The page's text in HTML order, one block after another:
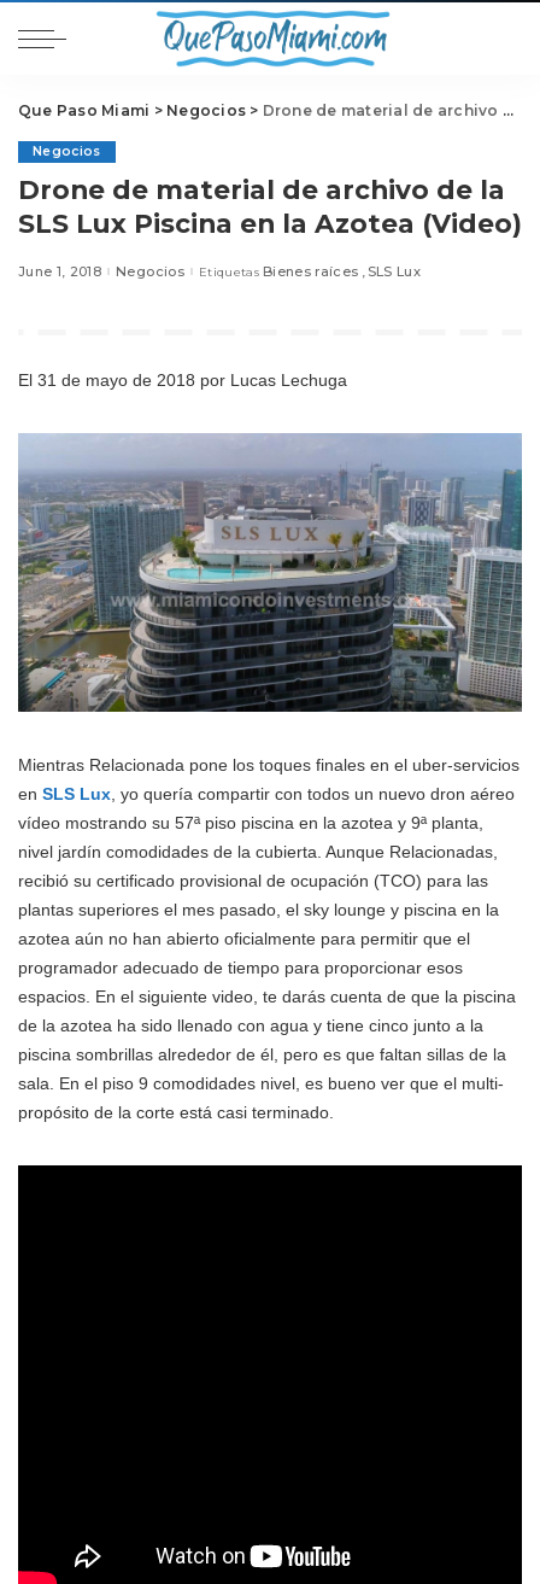
Que Paso Miami > Negocios > Drone de material de archivo de la SLS Lux Piscina en la Azotea (Video)
Negocios
Drone de material de archivo de la
SLS Lux Piscina en la Azotea (Video)
June 1, 2018 Negocios Etiquetas Bienes raíces SLS Lux
El 31 de mayo de 2018 por Lucas Lechuga
Mientras Relacionada pone los toques finales en el uber-servicios
en SLS Lux , yo quería compartir con todos un nuevo dron aéreo
vídeo mostrando su 57ª piso piscina en la azotea y 9ª planta,
nivel jardín comodidades de la cubierta. Aunque Relacionadas,
recibió su certificado provisional de ocupación (TCO) para las
plantas superiores el mes pasado, el sky lounge y piscina en la
azotea aún no han abierto oficialmente para permitir que el
programador adecuado de tiempo para proporcionar esos
espacios. En el siguiente video, te darás cuenta de que la piscina
de la azotea ha sido llenado con agua y tiene cinco junto a la
piscina sombrillas alrededor de él, pero es que faltan sillas de la
sala. En el piso 9 comodidades nivel, es bueno ver que el multi-
propósito de la corte está casi terminado.